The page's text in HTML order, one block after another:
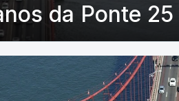
da Ponte